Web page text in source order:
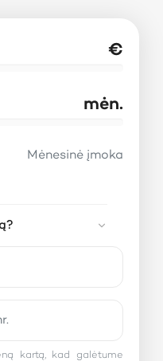
€
mėn.
Mėnesinė įmoka
kartą, kad galėtume